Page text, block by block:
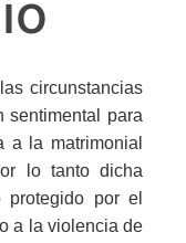
circunstancias
sentimental para
a la matrimonial
lo tanto dicha
por el
a la violencia de